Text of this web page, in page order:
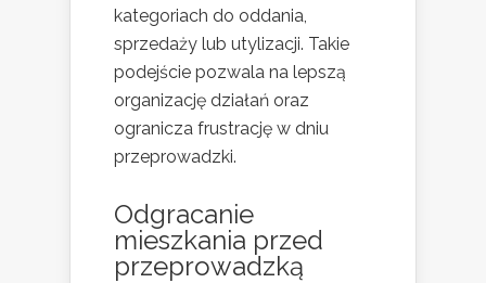
kategoriach do oddania,
sprzedaży lub utylizacji. Takie
podejście pozwala na lepszą
organizację działań oraz
ogranicza frustrację w dniu
przeprowadzki.
Odgracanie
mieszkania przed
przeprowadzką